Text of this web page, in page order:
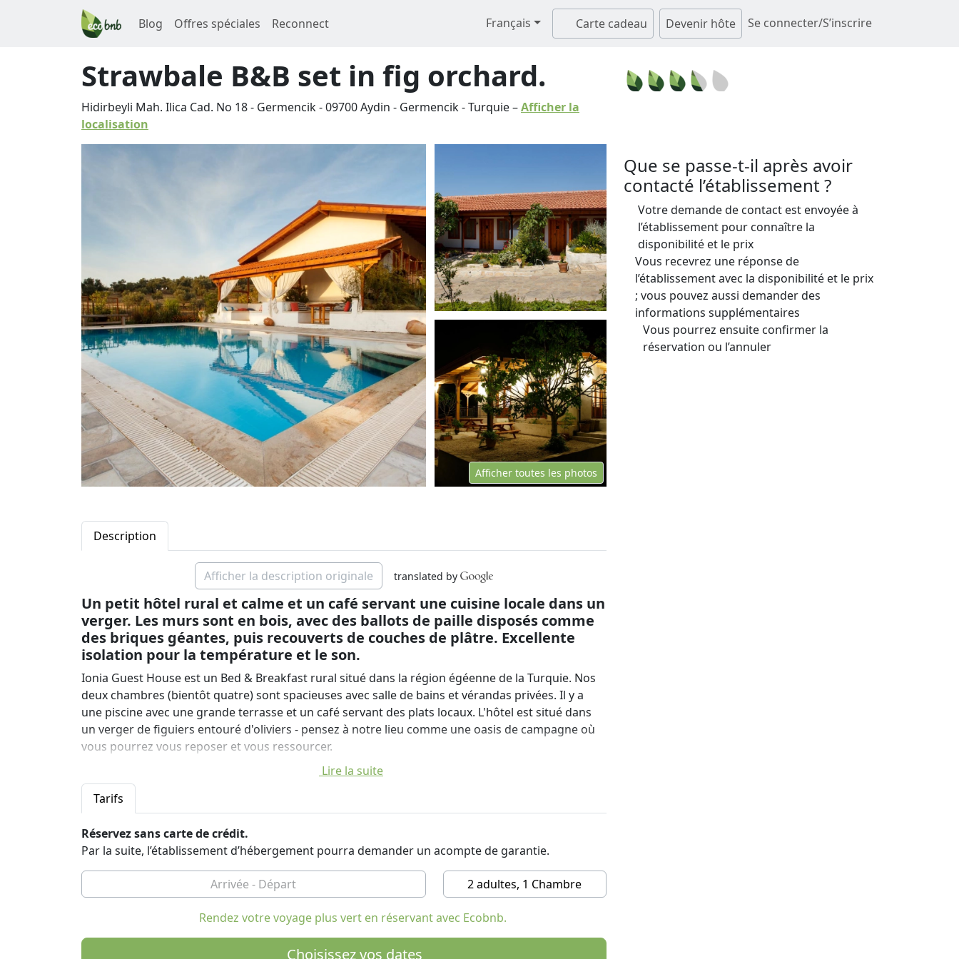
Blog Offres spéciales Reconnect Français Carte cadeau Devenir hôte Se connecter/S’inscrire
Strawbale B&B set in fig orchard.
Hidirbeyli Mah. Ilica Cad. No 18 - Germencik-09700Aydin - Germencik-Turquie–Afficher la
localisation
Afficher toutes les photos
Description
Afficher la description originale translated by
Un petit hôtel rural et calme et un café servant une cuisine locale dans un
verger. Les murs sont en bois, avec des ballots de paille disposés comme
des briques géantes, puis recouverts de couches de plâtre. Excellente
isolation pour la température et le son.
Ionia Guest House est un Bed & Breakfast rural situé dans la région égéenne de la Turquie. Nos
deux chambres (bientôt quatre) sont spacieuses avec salle de bains et vérandas privées. Il y a
une piscine avec une grande terrasse et un café servant des plats locaux. L'hôtel est situé dans
un verger de figuiers entouré d'oliviers - pensez à notre lieu comme une oasis de campagne où
vous pourrez vous reposer et vous ressourcer.
Comme vu à la télé! Pendant environ un an, nous avons été filmés pour un spectacle intitulé "Our
Dream Hotel", consacré aux nouveaux venus dans l’hôtellerie. Jusqu'à présent, nous avons été
aux Pays-Bas, en Australie, au Royaume-Uni, en Suède et en Nouvelle-Zélande.
Et tous ceux qui ont vu notre épisode télévisé sauront que nous sommes passionnés par la
construction écologique et que nous avons utilisé des matériaux 100% locaux pour construire
notre hôtel. Les murs sont en bois, avec des ballots de paille disposés comme des briques
géantes, puis recouverts de couches de plâtre. Le résultat est une excellente isolation pour la
Notre place est juste à côté de la route d'Ephèse à Pamukkale. Il constitue un pied-à-terre idéal
pour explorer les superbes sites archéologiques de la vallée du Méandre et de l’ancienne Ionia,
Lire la suite
Tarifs
Réservez sans carte de crédit.
Par la suite, l’établissement d’hébergement pourra demander un acompte de garantie.
2 adultes, 1 Chambre
Rendez votre voyage plus vert en réservant avec Ecobnb.
Choisissez vos dates
Que se passe-t-il après avoir
contacté l’établissement ?
Votre demande de contact est envoyée à
l’établissement pour connaître la
disponibilité et le prix
Vous recevrez une réponse de
l’établissement avec la disponibilité et le prix
; vous pouvez aussi demander des
informations supplémentaires
Vous pourrez ensuite confirmer la
réservation ou l’annuler